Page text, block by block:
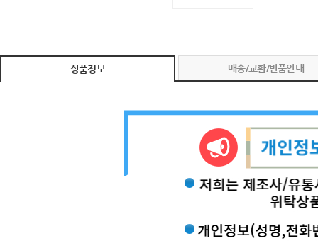
상품정보 배송/교환/반품안내